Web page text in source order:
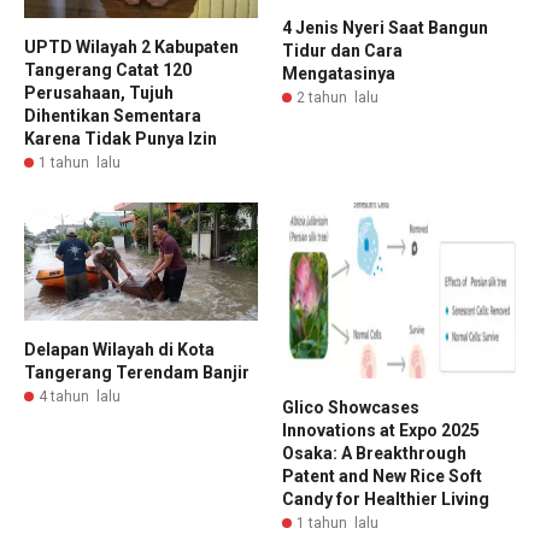
UPTD Wilayah 2 Kabupaten
Tangerang Catat 120
Perusahaan, Tujuh
Dihentikan Sementara
Karena Tidak Punya Izin
1 tahun lalu
4 Jenis Nyeri Saat Bangun
Tidur dan Cara
Mengatasinya
2 tahun lalu
Delapan Wilayah di Kota
Tangerang Terendam Banjir
4 tahun lalu
Glico Showcases
Innovations at Expo 2025
Osaka: A Breakthrough
Patent and New Rice Soft
Candy for Healthier Living
1 tahun lalu